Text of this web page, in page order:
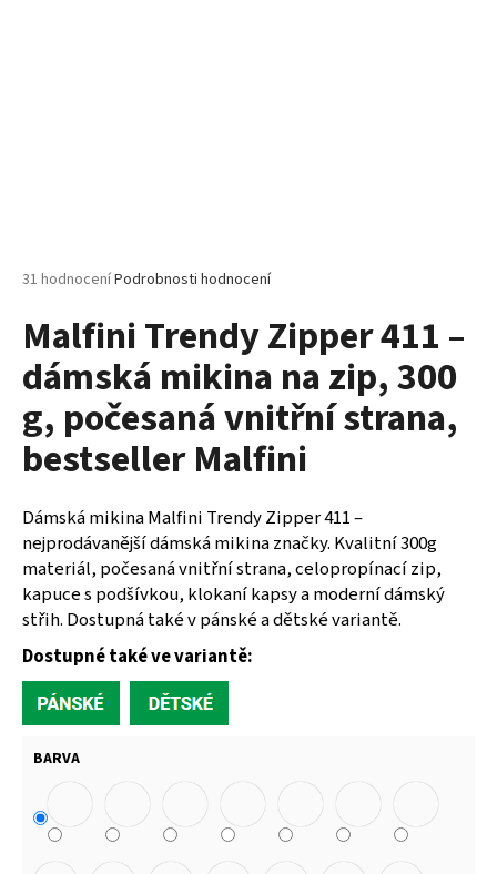
Průměrné
produktu
je
5,0
z
hvězdiček.
31 hodnoceníPodrobnosti hodnocení
Malfini Trendy Zipper 411 –
dámská mikina na zip, 300
g, počesaná vnitřní strana,
bestseller Malfini
Dámská mikina Malfini Trendy Zipper 411 –
nejprodávanější dámská mikina značky. Kvalitní 300g
materiál, počesaná vnitřní strana, celopropínací zip,
kapuce s podšívkou, klokaní kapsy a moderní dámský
střih. Dostupná také v pánské a dětské variantě.
Dostupné také ve variantě:
BARVA
TRIČKO/
VOLNÝ
STŘIH,
150
G
140
Kč